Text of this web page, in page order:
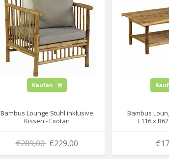
Kaufen
Bambus Lounge Stuhl inklusive
Kissen - Exotan
€289,00 €229,00
Bambus
L116 x